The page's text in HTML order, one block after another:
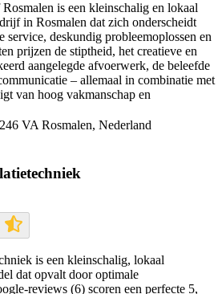
is een kleinschalig en lokaal
in Rosmalen dat zich onderscheidt
service, deskundig probleemoplossen en
prijzen de stiptheid, het creatieve en
aangelegde afvoerwerk, de beleefde
– allemaal in combinatie met
van hoog vakmanschap en
VA Rosmalen, Nederland
is een kleinschalig, lokaal
dat opvalt door optimale
(6) scoren een perfecte 5,